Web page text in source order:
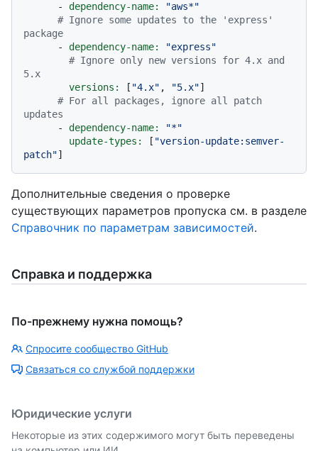
-
dependency-name:
"aws*"
# Ignore some updates to the 'express'
package
-
dependency-name:
"express"
# Ignore only new versions for 4.x and
5.x
versions:
[ "4.x" , "5.x"]
# For all packages, ignore all patch
updates
-
dependency-name:
"*"
update-types:
[ "version-update:semver-
patch"
Дополнительные сведения о проверке
существующих параметров пропуска см. в разделе
Справочник по параметрам зависимостей.
Справка и поддержка
По-прежнему нужна помощь?
Спросите сообщество GitHub
Связаться со службой поддержки
Юридические услуги
Некоторые из этих содержимого могут быть переведены